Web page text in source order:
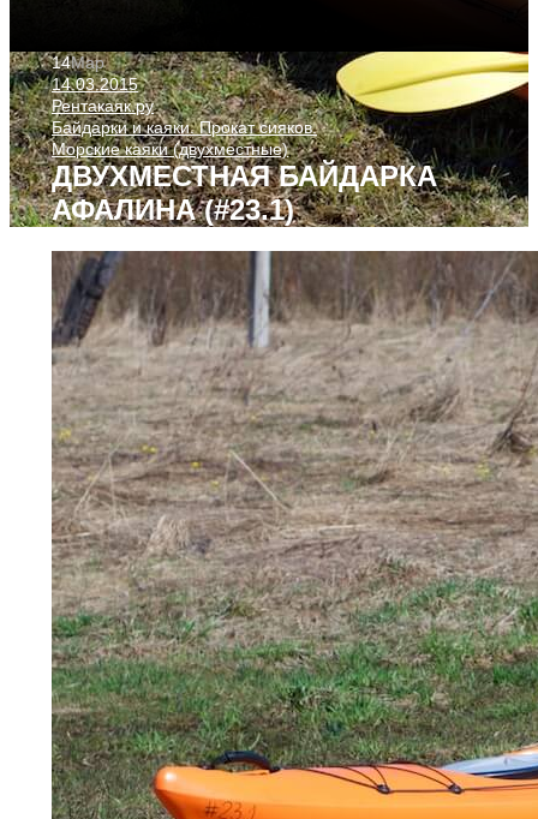
14Мар
14.03.2015
Рентакаяк.ру
Байдарки и каяки. Прокат сияков.
Морские каяки (двухместные)
ДВУХМЕСТНАЯ БАЙДАРКА
АФАЛИНА (#23.1)